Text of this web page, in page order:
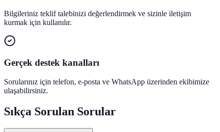
Bilgileriniz teklif talebinizi değerlendirmek ve sizinle iletişim
kurmak için kullanılır.
Gerçek destek kanalları
Sorularınız için telefon, e-posta ve WhatsApp üzerinden ekibimize
ulaşabilirsiniz.
Sıkça Sorulan Sorular